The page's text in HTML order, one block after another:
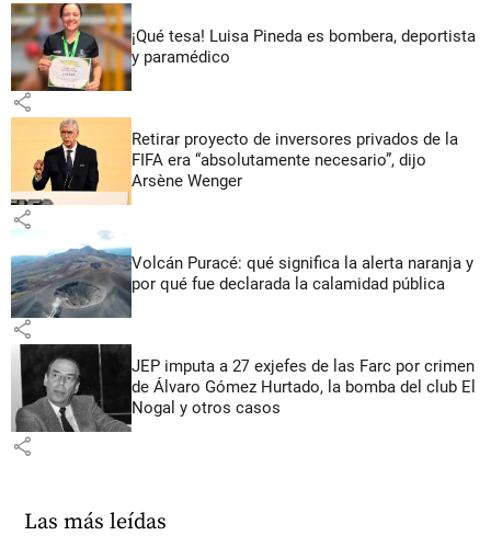
¡Qué tesa! Luisa Pineda es bombera, deportista
y paramédico
share
Retirar proyecto de inversores privados de la
FIFA era “absolutamente necesario”, dijo
Arsène Wenger
share
Volcán Puracé: qué significa la alerta naranja y
por qué fue declarada la calamidad pública
share
JEP imputa a 27 exjefes de las Farc por crimen
de Álvaro Gómez Hurtado, la bomba del club El
Nogal y otros casos
share
Las más leídas